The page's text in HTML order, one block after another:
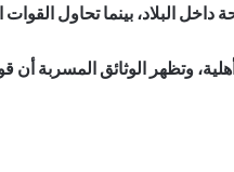
البلاد، بينما تحاول
وتظهر الوثائق المسربة